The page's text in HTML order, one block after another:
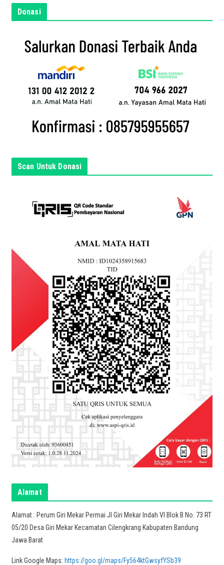
a
n
Donasi
Scan Untuk Donasi
Alamat
Alamat : Perum Giri Mekar Permai Jl Giri Mekar Indah VI Blok B No. 73 RT
05/20 Desa Giri Mekar Kecamatan Cilengkrang Kabupaten Bandung
Jawa Barat
Link Google Maps: https://goo.gl/maps/Fy564ktGwsyfYSb39